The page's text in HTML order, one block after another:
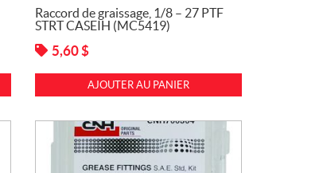
Raccord de graissage, 1/8 – 27 PTF
STRT CASEIH (MC5419)
5,60$
AJOUTER AU PANIER